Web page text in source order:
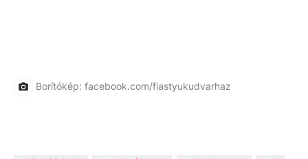
Borítókép: facebook.com/fiastyukudvarhaz